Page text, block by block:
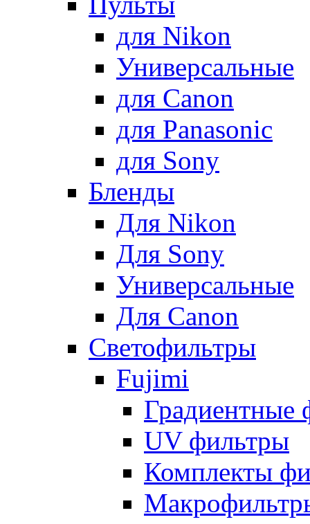
для Nikon
Универсальные
для Canon
для Panasonic
для Sony
Бленды
Для Nikon
Для Sony
Универсальные
Для Canon
Светофильтры
Fujimi
Градиентные
UV фильтры
Комплекты